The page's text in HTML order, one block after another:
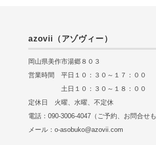
azovii（アゾヴィー）
岡山県美作市湯郷８０３
営業時間 平日１０：３０～１７：００
土日１０：３０～１８：００
定休日 火曜、水曜、不定休
電話：090-3006-4047（ご予約、お問合せも
メール：o-asobuko@azovii.com